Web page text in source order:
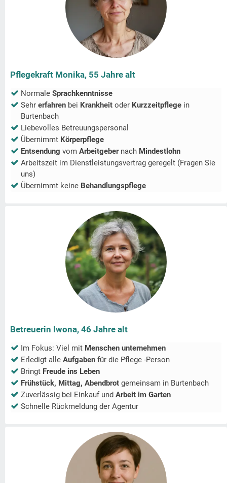
Pflegekraft Monika, 55 Jahre alt
Normale Sprachkenntnisse
Sehr erfahren bei Krankheit oder Kurzzeitpflege in
Burtenbach
Liebevolles Betreuungspersonal
Übernimmt Körperpflege
Entsendung vom Arbeitgeber nach Mindestlohn
Arbeitszeit im Dienstleistungsvertrag geregelt (Fragen Sie
uns)
Übernimmt keine Behandlungspflege
Betreuerin Iwona, 46 Jahre alt
Im Fokus: Viel mit Menschen unternehmen
Erledigt alle Aufgaben für die Pflege -Person
Bringt Freude ins Leben
Frühstück, Mittag, Abendbrot gemeinsam in Burtenbach
Zuverlässig bei Einkauf und Arbeit im Garten
Schnelle Rückmeldung der Agentur